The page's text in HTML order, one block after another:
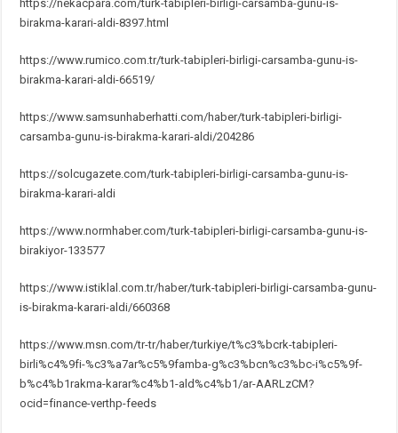
https://nekacpara.com/turk-tabipleri-birligi-carsamba-gunu-is-
birakma-karari-aldi-8397.html
https://www.rumico.com.tr/turk-tabipleri-birligi-carsamba-gunu-is-
birakma-karari-aldi-66519/
https://www.samsunhaberhatti.com/haber/turk-tabipleri-birligi-
carsamba-gunu-is-birakma-karari-aldi/204286
https://solcugazete.com/turk-tabipleri-birligi-carsamba-gunu-is-
birakma-karari-aldi
https://www.normhaber.com/turk-tabipleri-birligi-carsamba-gunu-is-
birakiyor-133577
https://www.istiklal.com.tr/haber/turk-tabipleri-birligi-carsamba-gunu-
is-birakma-karari-aldi/660368
https://www.msn.com/tr-tr/haber/turkiye/t%c3%bcrk-tabipleri-
birli%c4%9fi-%c3%a7ar%c5%9famba-g%c3%bcn%c3%bc-i%c5%9f-
b%c4%b1rakma-karar%c4%b1-ald%c4%b1/ar-AARLzCM?
ocid=finance-verthp-feeds